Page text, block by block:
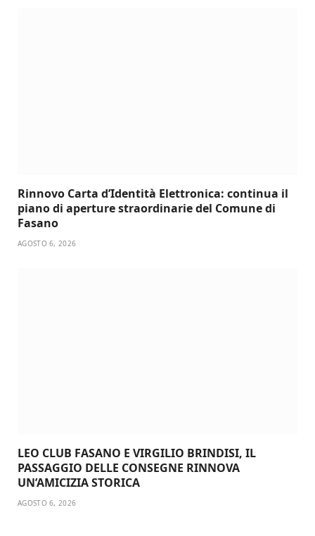
Rinnovo Carta d’Identità Elettronica: continua il
piano di aperture straordinarie del Comune di
Fasano
AGOSTO 6, 2026
LEO CLUB FASANO E VIRGILIO BRINDISI, IL
PASSAGGIO DELLE CONSEGNE RINNOVA
UN’AMICIZIA STORICA
AGOSTO 6, 2026